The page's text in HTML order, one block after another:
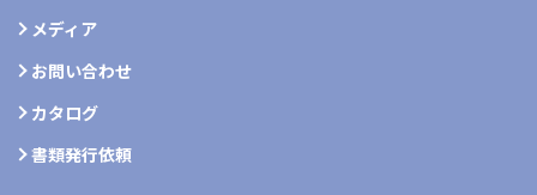
メディア
お問い合わせ
カタログ
書類発行依頼